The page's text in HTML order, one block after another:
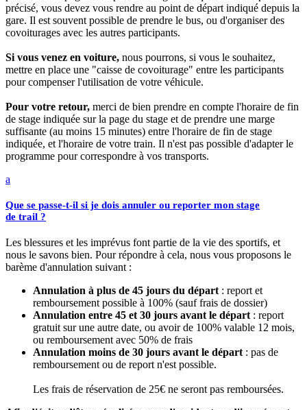
précisé, vous devez vous rendre au point de départ indiqué depuis la
gare. Il est souvent possible de prendre le bus, ou d'organiser des
covoiturages avec les autres participants.
Si vous venez en voiture, nous pourrons, si vous le souhaitez,
mettre en place une "caisse de covoiturage" entre les participants
pour compenser l'utilisation de votre véhicule.
Pour votre retour, merci de bien prendre en compte l'horaire de fin
de stage indiquée sur la page du stage et de prendre une marge
suffisante (au moins 15 minutes) entre l'horaire de fin de stage
indiquée, et l'horaire de votre train. Il n'est pas possible d'adapter le
programme pour correspondre à vos transports.
a
Que se passe-t-il si je dois annuler ou reporter mon stage
de trail ?
Les blessures et les imprévus font partie de la vie des sportifs, et
nous le savons bien. Pour répondre à cela, nous vous proposons le
barème d'annulation suivant :
Annulation à plus de 45 jours du départ : report et
remboursement possible à 100% (sauf frais de dossier)
Annulation entre 45 et 30 jours avant le départ : report
gratuit sur une autre date, ou avoir de 100% valable 12 mois,
ou remboursement avec 50% de frais
Annulation moins de 30 jours avant le départ : pas de
remboursement ou de report n'est possible.
Les frais de réservation de 25€ ne seront pas remboursées.